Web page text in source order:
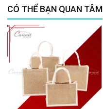
CÓ THỂ BẠN QUAN TÂM